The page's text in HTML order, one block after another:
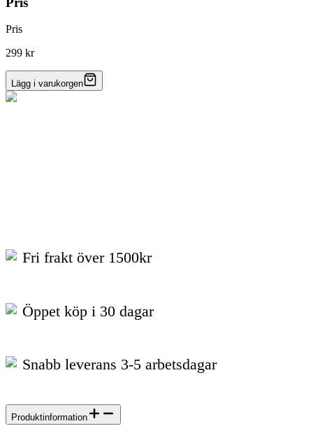
Pris
299 kr
Lägg i varukorgen
Fri frakt över 1500kr
Öppet köp i 30 dagar
Snabb leverans 3-5 arbetsdagar
Produktinformation